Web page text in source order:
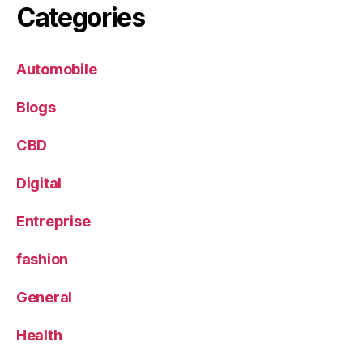
Categories
Automobile
Blogs
CBD
Digital
Entreprise
fashion
General
Health